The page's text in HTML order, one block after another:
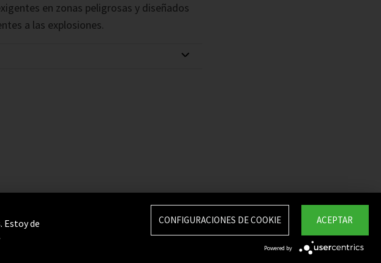
en zonas peligrosas y diseñados
a las explosiones.
Estoy de
ACEPTAR
CONFIGURACIONES DE COOKIE
Powered by